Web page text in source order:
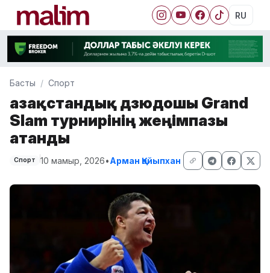
RU
Басты Спорт
Қазақстандық дзюдошы Grand
Slam турнирінің жеңімпазы
атанды
Спорт 10 мамыр, 2026•Арман Қайыпхан